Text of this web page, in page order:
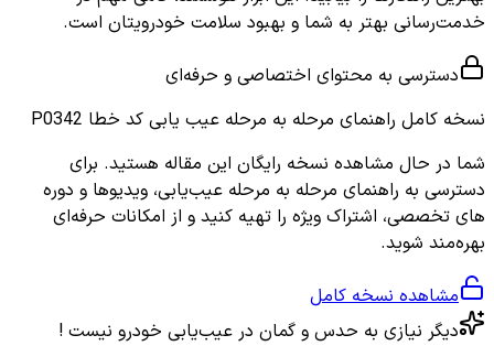
خدمت‌رسانی بهتر به شما و بهبود سلامت خودرویتان است.
دسترسی به محتوای اختصاصی و حرفه‌ای
نسخه کامل راهنمای مرحله به مرحله عیب یابی کد خطا P0342
شما در حال مشاهده نسخه رایگان این مقاله هستید. برای
دسترسی به راهنمای مرحله به مرحله عیب‌یابی، ویدیوها و دوره
های تخصصی، اشتراک ویژه را تهیه کنید و از امکانات حرفه‌ای
بهره‌مند شوید.
مشاهده نسخه کامل
دیگر نیازی به حدس و گمان در عیب‌یابی خودرو نیست !